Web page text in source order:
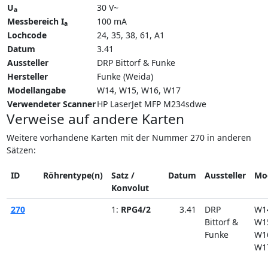
Ua
30 V~
Messbereich Ia
100 mA
Lochcode
24, 35, 38, 61, A1
Datum
3.41
Aussteller
DRP Bittorf & Funke
Hersteller
Funke (Weida)
Modellangabe
W14 W15 W16 W17
Verwendeter ScannerHP LaserJet MFP M234sdwe
Verweise auf andere Karten
Weitere vorhandene Karten mit der Nummer 270 in anderen
Sätzen:
ID Röhrentype(n)
Satz /
Konvolut
Datum Aussteller
270 1: RPG4/2 3.41
DRP
Bittorf &
Funke